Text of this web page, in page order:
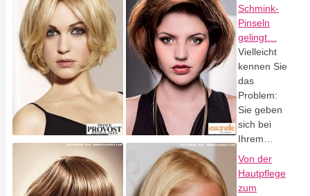
Schmink-
Pinseln
gelingt…
Vielleicht
kennen Sie
das
Problem:
Sie geben
sich bei
Ihrem…
Von der
Hautpflege
zum